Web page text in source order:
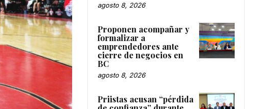
agosto 8, 2026
Proponen acompañar y
formalizar a
emprendedores ante
cierre de negocios en
BC
agosto 8, 2026
Priistas acusan “pérdida